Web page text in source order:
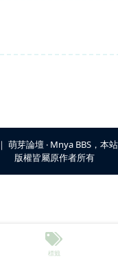
｜ 萌芽論壇 ‧ Mnya BBS，本
版權皆屬原作者所有
標籤